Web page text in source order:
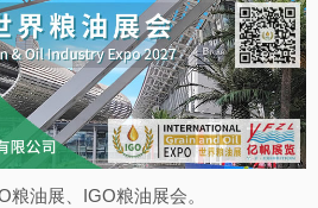
粮油展、IGO粮油展会。